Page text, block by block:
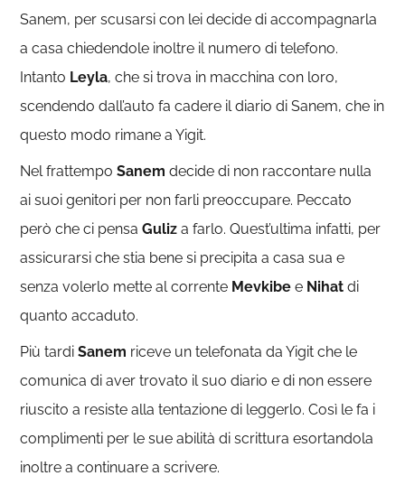
Sanem, per scusarsi con lei decide di accompagnarla
a casa chiedendole inoltre il numero di telefono.
Intanto Leyla, che si trova in macchina con loro,
scendendo dall’auto fa cadere il diario di Sanem, che in
questo modo rimane a Yigit.
Nel frattempoSanem decide di non raccontare nulla
ai suoi genitori per non farli preoccupare. Peccato
però che ci pensaGuliz a farlo. Quest’ultima infatti, per
assicurarsi che stia bene si precipita a casa sua e
senza volerlo mette al corrente Mevkibe e Nihat di
quanto accaduto.
Più tardiSanem riceve un telefonata da Yigit che le
comunica di aver trovato il suo diario e di non essere
riuscito a resiste alla tentazione di leggerlo. Così le fa i
complimenti per le sue abilità di scrittura esortandola
inoltre a continuare a scrivere.